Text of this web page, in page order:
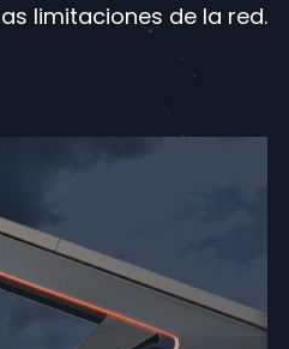
limitaciones de la red.